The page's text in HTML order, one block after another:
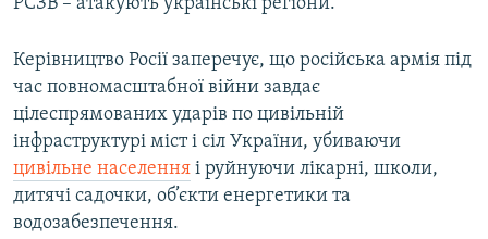
РСЗВ – атакують українські регіони.
Керівництво Росії заперечує, що російська армія під
час повномасштабної війни завдає
цілеспрямованих ударів по цивільній
інфраструктурі міст і сіл України, убиваючи
цивільне населення і руйнуючи лікарні, школи,
дитячі садочки, об’єкти енергетики та
водозабезпечення.